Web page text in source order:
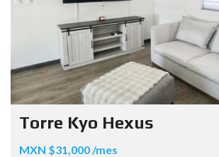
Torre Kyo Hexus
MXN $31,000 /mes